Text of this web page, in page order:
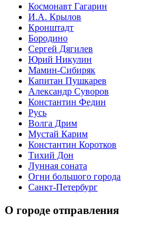
Космонавт Гагарин
И.А. Крылов
Кронштадт
Бородино
Сергей Дягилев
Юрий Никулин
Мамин-Сибиряк
Капитан Пушкарев
Александр Суворов
Константин Федин
Русь
Волга Дрим
Мустай Карим
Константин Коротков
Тихий Дон
Лунная соната
Огни большого города
Санкт-Петербург
О городе отправления